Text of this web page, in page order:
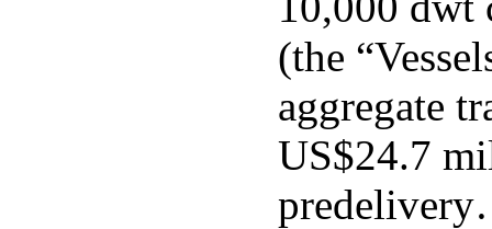
(the
aggregate
US$24.7